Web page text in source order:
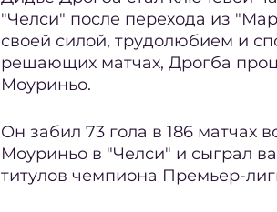
"Челси" после перехода из
своей силой, трудолюбием и
решающих матчах, Дрогба
Моуриньо.
Он забил 73 гола в 186 матчах
Моуриньо в "Челси" и сыграл
титулов чемпиона Премьер-